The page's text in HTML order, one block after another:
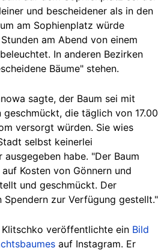
und bescheidener als in den
am Sophienplatz würde
am Abend von einem
In anderen Bezirken
Bäume" stehen.
sagte, der Baum sei mit
geschmückt, die täglich von 17.00
versorgt würden. Sie wies
selbst keinerlei
habe. "Der Baum
Kosten von Gönnern und
und geschmückt. Der
Spendern zur Verfügung gestellt."
veröffentlichte ein Bild
auf Instagram. Er